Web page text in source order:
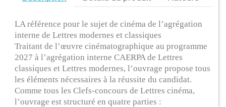
LA référence pour le sujet de cinéma de l’agrégation
interne de Lettres modernes et classiques
Traitant de l’œuvre cinématographique au programme
2027 à l’agrégation interne CAERPA de Lettres
classiques et Lettres modernes, l’ouvrage propose tous
les éléments nécessaires à la réussite du candidat.
Comme tous les Clefs-concours de Lettres cinéma,
l’ouvrage est structuré en quatre parties :